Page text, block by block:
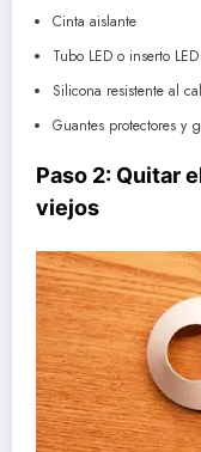
Cinta aislante
Tubo LED o inserto LED
Silicona resistente al
Guantes protectores y
Paso 2: Quitar
viejos